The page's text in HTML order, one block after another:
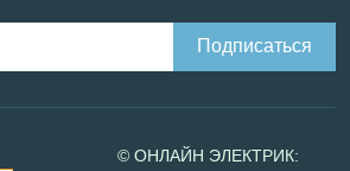
© ОНЛАЙН ЭЛЕКТРИК: